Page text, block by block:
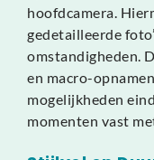
hoofdcamera.
gedetailleerde
omstandigheden.
en macro-
mogelijkheden
momenten vast